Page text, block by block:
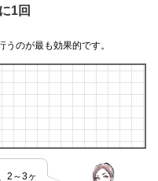
1回
のが最も効果的です。
2～3ヶ